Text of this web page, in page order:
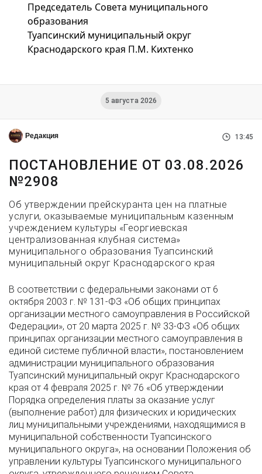
Председатель Совета муниципального
образования
Туапсинский муниципальный округ
Краснодарского края П.М. Кихтенко
5 августа 2026
Редакция 13:45
ПОСТАНОВЛЕНИЕ ОТ 03.08.2026
№2908
Об утверждении прейскуранта цен на платные
услуги, оказываемые муниципальным казенным
учреждением культуры «Георгиевская
централизованная клубная система»
муниципального образования Туапсинский
муниципальный округ Краснодарского края
В соответствии с федеральными законами от 6
октября 2003 г. № 131-ФЗ «Об общих принципах
организации местного самоуправления в Российской
Федерации», от 20 марта 2025 г. № 33-ФЗ «Об общих
принципах организации местного самоуправления в
единой системе публичной власти», постановлением
администрации муниципального образования
Туапсинский муниципальный округ Краснодарского
края от 4 февраля 2025 г. № 76 «Об утверждении
Порядка определения платы за оказание услуг
(выполнение работ) для физических и юридических
лиц муниципальными учреждениями, находящимися в
муниципальной собственности Туапсинского
муниципального округа», на основании Положения об
управлении культуры Туапсинского муниципального